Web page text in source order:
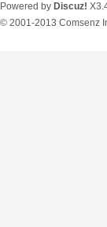
Powered by Discuz!
© 2001-2013 Comsenz